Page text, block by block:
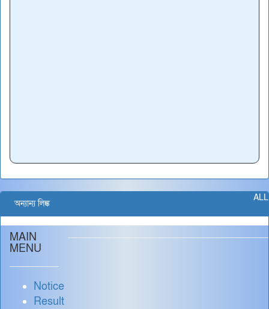
ALL
অন্যান্য লিঙ্ক
MAIN
MENU
Notice
Result